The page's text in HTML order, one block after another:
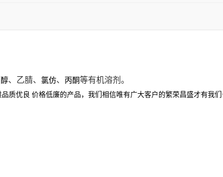
、乙腈、 氯仿、 丙酮等有机溶剂。
质优良 价格低廉的产品，我们相信唯有广大客户的繁荣昌盛才有我